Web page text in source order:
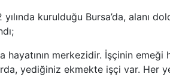
yılında kurulduğu Bursa’da, alanı
hayatının merkezidir. İşçinin
yediğiniz ekmekte işçi var. Her